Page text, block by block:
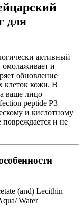
для
активный
омолаживает и
обновление
клеток кожи. В
а ваше лицо
peptide P3
и кислотному
и не
(and) Lecithin
Water